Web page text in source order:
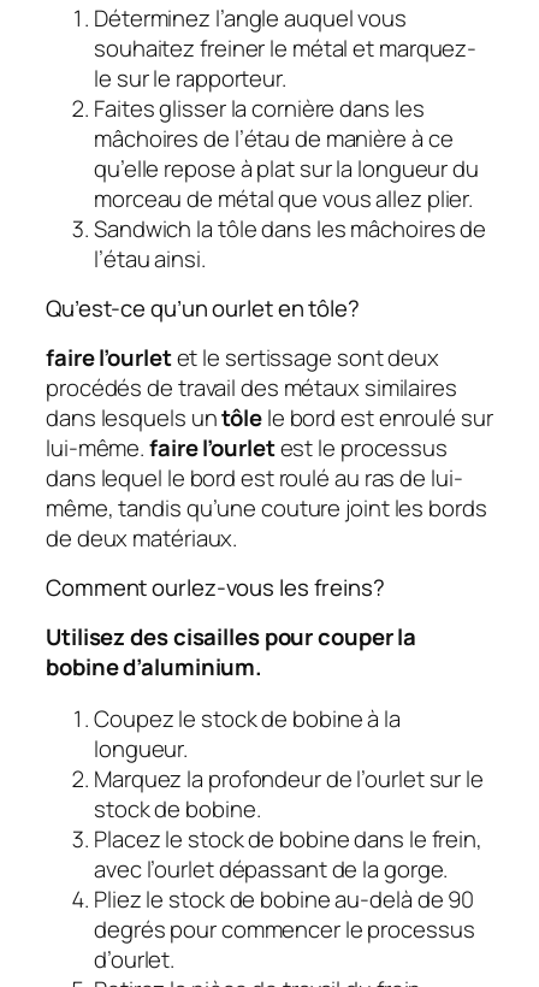
Déterminez l’angle auquel vous
souhaitez freiner le métal et marquez-
le sur le rapporteur.
Faites glisser la cornière dans les
mâchoires de l’étau de manière à ce
qu’elle repose à plat sur la longueur du
morceau de métal que vous allez plier.
Sandwich la tôle dans les mâchoires de
l’étau ainsi.
Qu’est-ce qu’un ourlet en tôle?
faire l’ourletet le sertissage sont deux
procédés de travail des métaux similaires
dans lesquels untôlele bord est enroulé sur
lui-même.faire l’ourletest le processus
dans lequel le bord est roulé au ras de lui-
même, tandis qu’une couture joint les bords
de deux matériaux.
Comment ourlez-vous les freins?
Utilisez des cisailles pour couper la
bobine d’aluminium.
Coupez le stock de bobine à la
longueur.
Marquez la profondeur de l’ourlet sur le
stock de bobine.
Placez le stock de bobine dans le frein,
avec l’ourlet dépassant de la gorge.
Pliez le stock de bobine au-delà de 90
degrés pour commencer le processus
d’ourlet.